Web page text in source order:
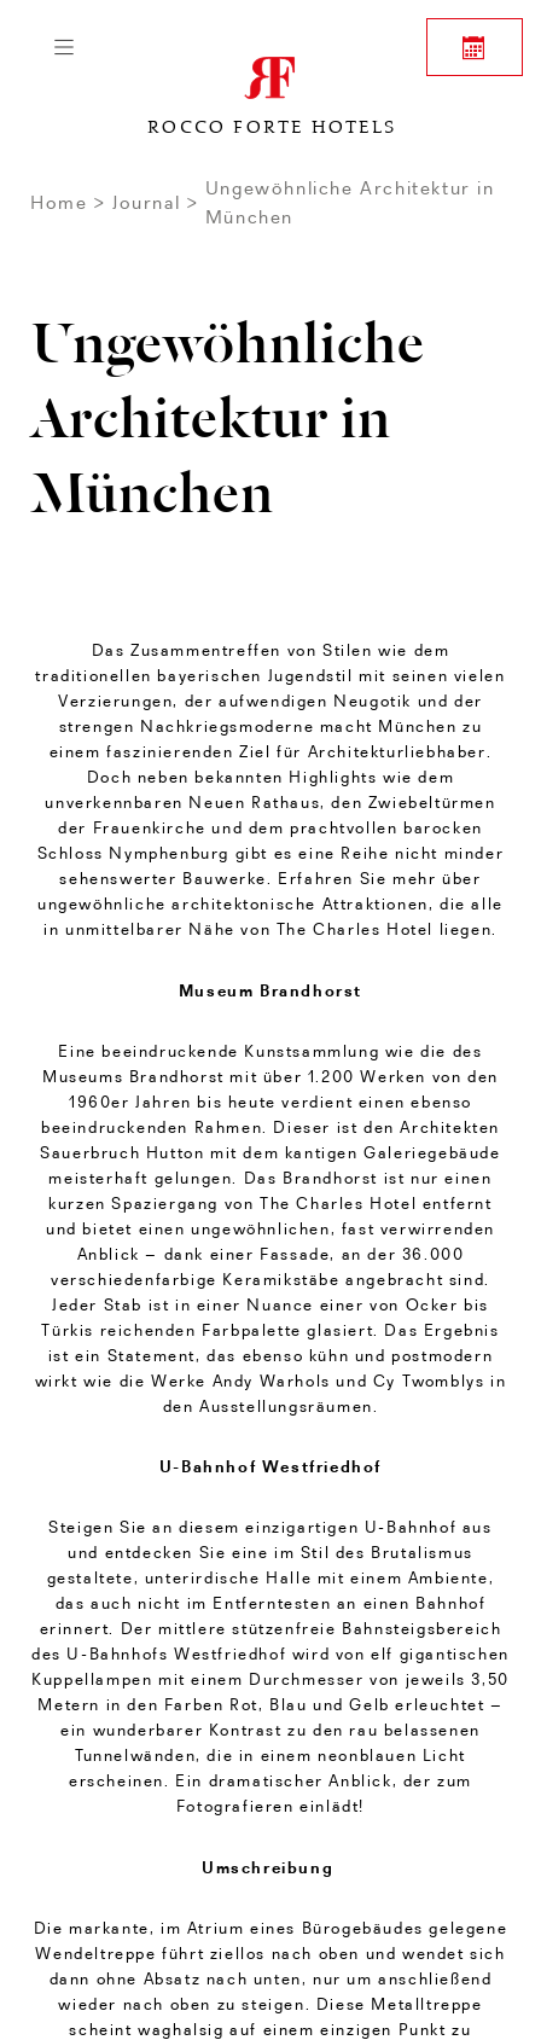
ROCCO FORTE HOTELS
Home Journal
Ungewöhnliche Architektur in
München
Ungewöhnliche
Architektur in
München
Das Zusammentreffen von Stilen wie dem
traditionellen bayerischen Jugendstil mit seinen vielen
Verzierungen, der aufwendigen Neugotik und der
strengen Nachkriegsmoderne macht München zu
einem faszinierenden Ziel für Architekturliebhaber.
Doch neben bekannten Highlights wie dem
unverkennbaren Neuen Rathaus, den Zwiebeltürmen
der Frauenkirche und dem prachtvollen barocken
Schloss Nymphenburg gibt es eine Reihe nicht minder
sehenswerter Bauwerke. Erfahren Sie mehr über
ungewöhnliche architektonische Attraktionen, die alle
in unmittelbarer Nähe von The Charles Hotel liegen.
Museum Brandhorst
Eine beeindruckende Kunstsammlung wie die des
Museums Brandhorst mit über 1.200 Werken von den
1960er Jahren bis heute verdient einen ebenso
beeindruckenden Rahmen. Dieser ist den Architekten
Sauerbruch Hutton mit dem kantigen Galeriegebäude
meisterhaft gelungen. Das Brandhorst ist nur einen
kurzen Spaziergang von The Charles Hotel entfernt
und bietet einen ungewöhnlichen, fast verwirrenden
Anblick – dank einer Fassade, an der 36.000
verschiedenfarbige Keramikstäbe angebracht sind.
Jeder Stab ist in einer Nuance einer von Ocker bis
Türkis reichenden Farbpalette glasiert. Das Ergebnis
ist ein Statement, das ebenso kühn und postmodern
wirkt wie die Werke Andy Warhols und Cy Twomblys in
den Ausstellungsräumen.
U-Bahnhof Westfriedhof
Steigen Sie an diesem einzigartigen U-Bahnhof aus
und entdecken Sie eine im Stil des Brutalismus
gestaltete, unterirdische Halle mit einem Ambiente,
das auch nicht im Entferntesten an einen Bahnhof
erinnert. Der mittlere stützenfreie Bahnsteigsbereich
des U-Bahnhofs Westfriedhof wird von elf gigantischen
Kuppellampen mit einem Durchmesser von jeweils 3,50
Metern in den Farben Rot, Blau und Gelb erleuchtet –
ein wunderbarer Kontrast zu den rau belassenen
Tunnelwänden, die in einem neonblauen Licht
erscheinen. Ein dramatischer Anblick, der zum
Fotografieren einlädt!
Umschreibung
Die markante, im Atrium eines Bürogebäudes gelegene
Wendeltreppe führt ziellos nach oben und wendet sich
dann ohne Absatz nach unten, nur um anschließend
wieder nach oben zu steigen. Diese Metalltreppe
scheint waghalsig auf einem einzigen Punkt zu